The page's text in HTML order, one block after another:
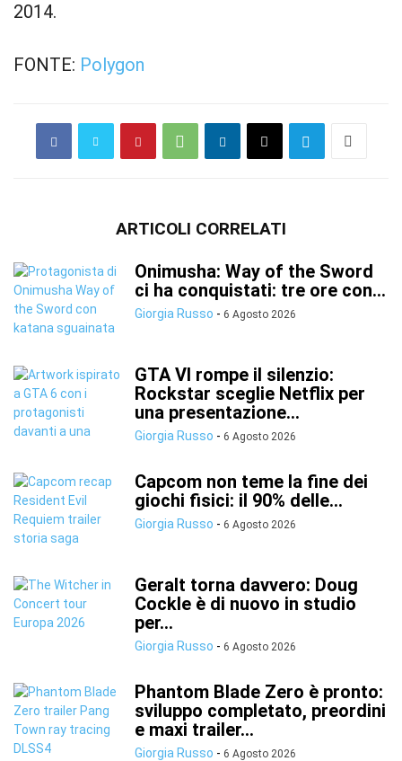
2014.
FONTE: Polygon
ARTICOLI CORRELATI
Onimusha: Way of the Sword
ci ha conquistati: tre ore con...
Giorgia Russo - 6 Agosto 2026
GTA VI rompe il silenzio:
Rockstar sceglie Netflix per
una presentazione...
Giorgia Russo - 6 Agosto 2026
Capcom non teme la fine dei
giochi fisici: il 90% delle...
Giorgia Russo - 6 Agosto 2026
Geralt torna davvero: Doug
Cockle è di nuovo in studio
per...
Giorgia Russo - 6 Agosto 2026
Phantom Blade Zero è pronto:
sviluppo completato, preordini
e maxi trailer...
Giorgia Russo - 6 Agosto 2026